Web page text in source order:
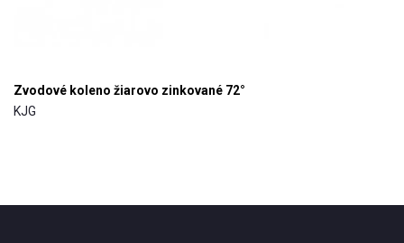
Zvodové koleno žiarovo zinkované 72°
KJG